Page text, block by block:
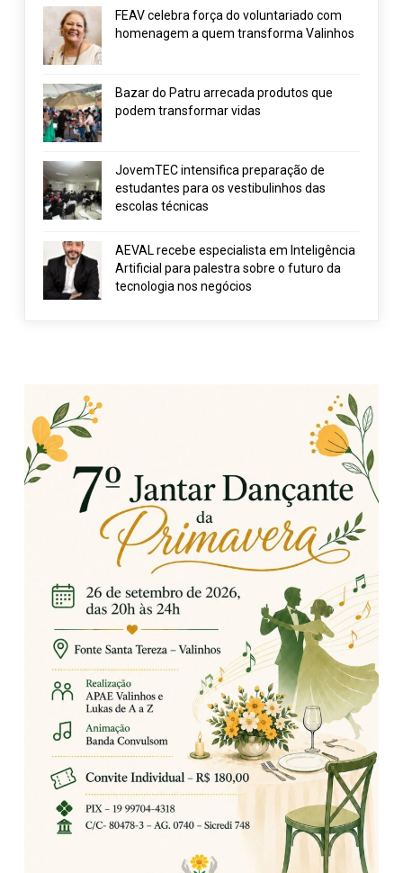
FEAV celebra força do voluntariado com
homenagem a quem transforma Valinhos
Bazar do Patru arrecada produtos que
podem transformar vidas
JovemTEC intensifica preparação de
estudantes para os vestibulinhos das
escolas técnicas
AEVAL recebe especialista em Inteligência
Artificial para palestra sobre o futuro da
tecnologia nos negócios